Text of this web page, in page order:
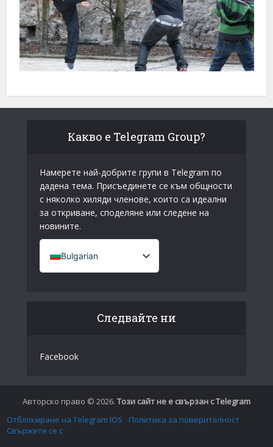
Какво е Telegram Group?
Намерете най-добрите групи в Telegram по
дадена тема. Присъединете се към общности
с няколко хиляди членове, които са идеални
за откриване, споделяне или следене на
новините.
Bulgarian
French (France)
Spanish
Chinese
Japanese
Следвайте ни
Facebook
Авторско право © 2026. Този сайт не е свързан с Telegram
Отблокиране на Telegram IOS
Политика за поверителност
Свържете се с